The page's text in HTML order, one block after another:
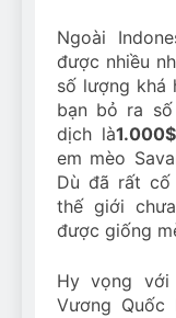
Ngoài
được nhiều
số lượng khá
bạn bỏ ra
dịch là1.000$
em mèo
Dù đã rất cố
thế giới
được giống
Hy vọng với
Vương